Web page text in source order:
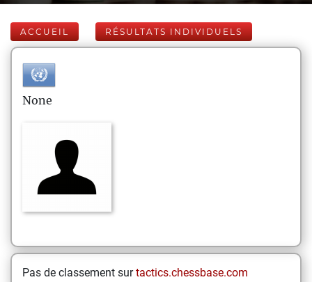
ACCUEIL RÉSULTATS INDIVIDUELS
None
Pas de classement surtactics.chessbase.com